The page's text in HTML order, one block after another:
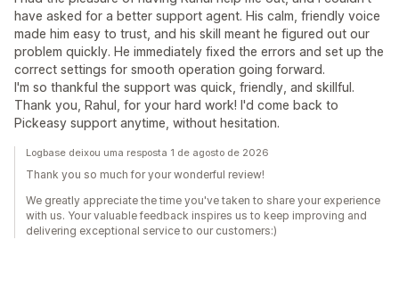
have asked for a better support agent. His calm, friendly voice
made him easy to trust, and his skill meant he figured out our
problem quickly. He immediately fixed the errors and set up the
correct settings for smooth operation going forward.
I'm so thankful the support was quick, friendly, and skillful.
Thank you, Rahul, for your hard work! I'd come back to
Pickeasy support anytime, without hesitation.
Logbase deixou uma resposta 1 de agosto de 2026
Thank you so much for your wonderful review!
We greatly appreciate the time you've taken to share your experience
with us. Your valuable feedback inspires us to keep improving and
delivering exceptional service to our customers:)